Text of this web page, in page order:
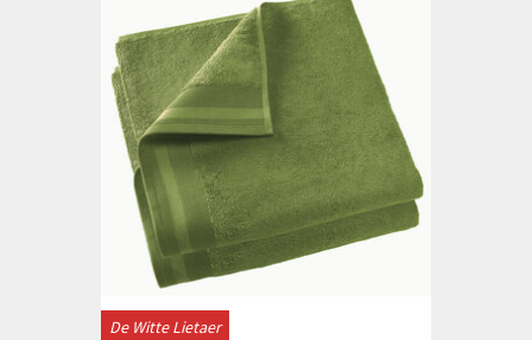
De Witte Lietaer